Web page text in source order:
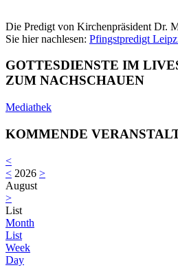
Die Predigt von Kirchenpräsident Dr.
Sie hier nachlesen: Pfingstpredigt
GOTTESDIENSTE IM
ZUM NACHSCHAUEN
Mediathek
KOMMENDE
<
< 2026 >
August
>
List
Month
List
Week
Day